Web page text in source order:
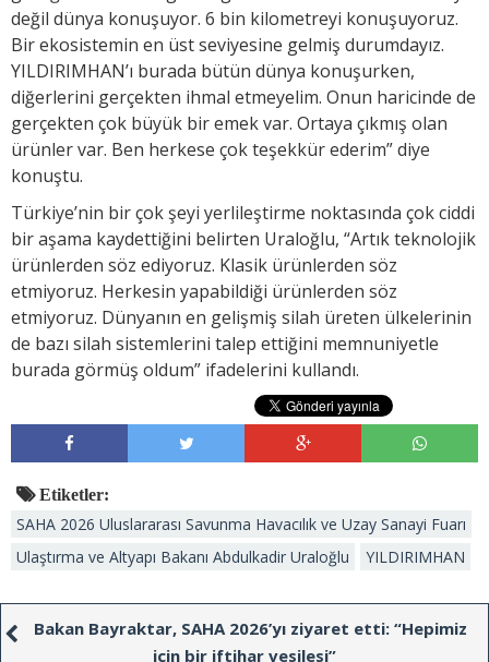
değil dünya konuşuyor. 6 bin kilometreyi konuşuyoruz.
Bir ekosistemin en üst seviyesine gelmiş durumdayız.
YILDIRIMHAN’ı burada bütün dünya konuşurken,
diğerlerini gerçekten ihmal etmeyelim. Onun haricinde de
gerçekten çok büyük bir emek var. Ortaya çıkmış olan
ürünler var. Ben herkese çok teşekkür ederim” diye
konuştu.
Türkiye’nin bir çok şeyi yerlileştirme noktasında çok ciddi
bir aşama kaydettiğini belirten Uraloğlu, “Artık teknolojik
ürünlerden söz ediyoruz. Klasik ürünlerden söz
etmiyoruz. Herkesin yapabildiği ürünlerden söz
etmiyoruz. Dünyanın en gelişmiş silah üreten ülkelerinin
de bazı silah sistemlerini talep ettiğini memnuniyetle
burada görmüş oldum” ifadelerini kullandı.
Etiketler:
SAHA 2026 Uluslararası Savunma Havacılık ve Uzay Sanayi Fuarı
Ulaştırma ve Altyapı Bakanı Abdulkadir Uraloğlu
YILDIRIMHAN
Bakan Bayraktar, SAHA 2026’yı ziyaret etti: “Hepimiz
için bir iftihar vesilesi”